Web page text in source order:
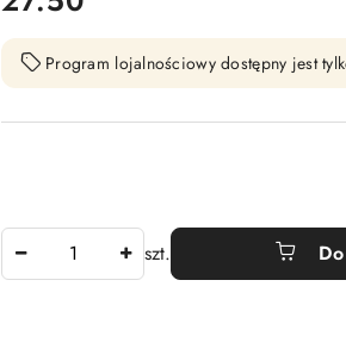
Program lojalnościowy dostępny jest
szt.